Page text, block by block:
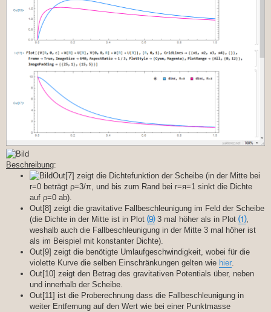
Beschreibung:
Out[7] zeigt die Dichtefunktion der Scheibe (in der Mitte bei
r=0 beträgt ρ=3/π, und bis zum Rand bei r=я=1 sinkt die Dichte
auf ρ=0 ab).
Out[8] zeigt die gravitative Fallbeschleunigung im Feld der Scheibe
(die Dichte in der Mitte ist in Plot ⑼3 mal höher als in Plot ⑴,
weshalb auch die Fallbeschleunigung in der Mitte 3 mal höher ist
als im Beispiel mit konstanter Dichte).
Out[9] zeigt die benötigte Umlaufgeschwindigkeit, wobei für die
violette Kurve die selben Einschränkungen gelten wie hier.
Out[10] zeigt den Betrag des gravitativen Potentials über, neben
und innerhalb der Scheibe.
Out[11] ist die Proberechnung dass die Fallbeschleunigung in
weiter Entfernung auf den Wert wie bei einer Punktmasse